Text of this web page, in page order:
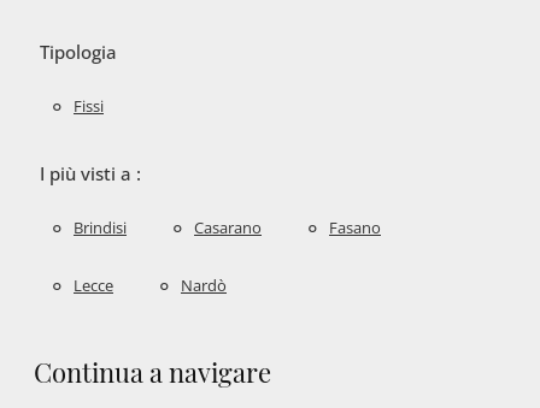
Tipologia
Fissi
I più visti a :
Brindisi Casarano Fasano
Lecce Nardò
Continua a navigare